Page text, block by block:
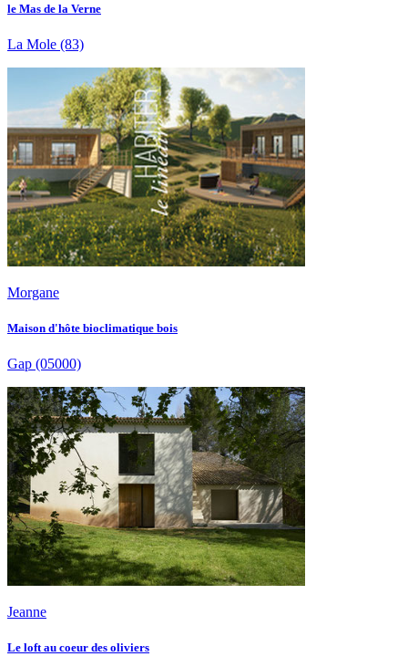
le Mas de la Verne
La Mole (83)
Morgane
Maison d'hôte bioclimatique bois
Gap (05000)
Jeanne
Le loft au coeur des oliviers